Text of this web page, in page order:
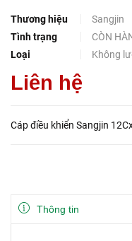
Thương hiệu
Sangjin
Tình trạng
CÒN
Loại
Không
Liên hệ
Cáp điều khiển Sangjin
Thông tin